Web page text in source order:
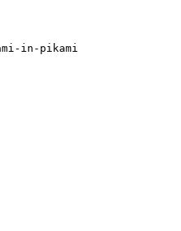
in-pikami